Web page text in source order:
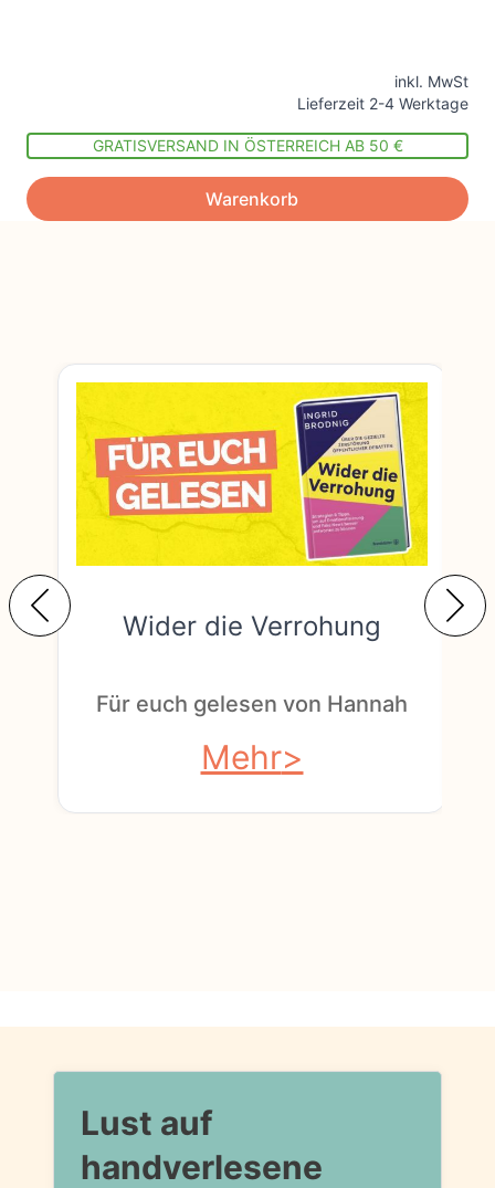
inkl. MwSt
Lieferzeit 2-4 Werktage
GRATISVERSAND IN ÖSTERREICH AB 50 €
Warenkorb
Wider die Verrohung
Für euch gelesen von Hannah
Mehr
Lust auf
handverlesene